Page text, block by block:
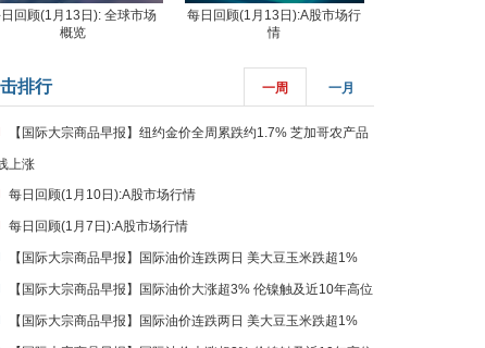
回顾(1月13日): 全球市场
概览
每日回顾(1月13日):A股市场行
情
排行 一周 一月
【国际大宗商品早报】纽约金价全周累跌约1.7% 芝加哥农产品
上涨
每日回顾(1月10日):A股市场行情
每日回顾(1月7日):A股市场行情
【国际大宗商品早报】国际油价连跌两日 美大豆玉米跌超1%
【国际大宗商品早报】国际油价大涨超3% 伦镍触及近10年高位
【国际大宗商品早报】国际油价连跌两日 美大豆玉米跌超1%